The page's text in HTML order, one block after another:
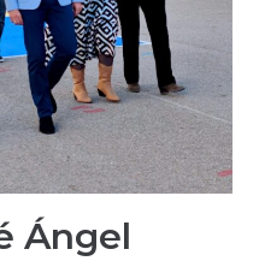
Ángel